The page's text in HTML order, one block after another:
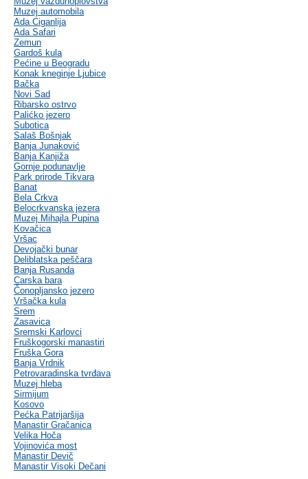
Muzej automobila
Ada Ciganlija
Ada Safari
Zemun
Gardoš kula
Pećine u Beogradu
Konak kneginje Ljubice
Bačka
Novi Sad
Ribarsko ostrvo
Palićko jezero
Subotica
Salaš Bošnjak
Banja Junaković
Banja Kanjiža
Gornje podunavlje
Park prirode Tikvara
Banat
Bela Crkva
Belocrkvanska jezera
Muzej Mihajla Pupina
Kovačica
Vršac
Devojački bunar
Deliblatska peščara
Banja Rusanda
Carska bara
Čonopljansko jezero
Vršačka kula
Srem
Zasavica
Sremski Karlovci
Fruškogorski manastiri
Fruška Gora
Banja Vrdnik
Petrovaradinska tvrđava
Muzej hleba
Sirmijum
Kosovo
Pećka Patrijaršija
Manastir Gračanica
Velika Hoča
Vojinovića most
Manastir Devič
Manastir Visoki Dečani